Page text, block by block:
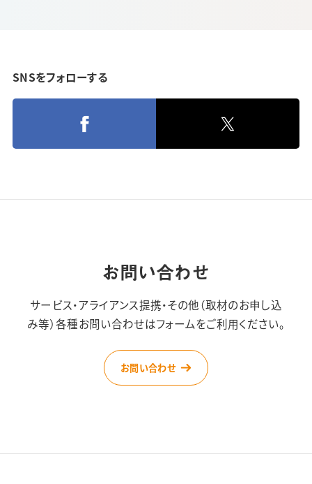
SNSをフォローする
お問い合わせ
サービス・アライアンス提携・その他（取材のお申し込
み等）各種お問い合わせはフォームをご利用ください。
お問い合わせ